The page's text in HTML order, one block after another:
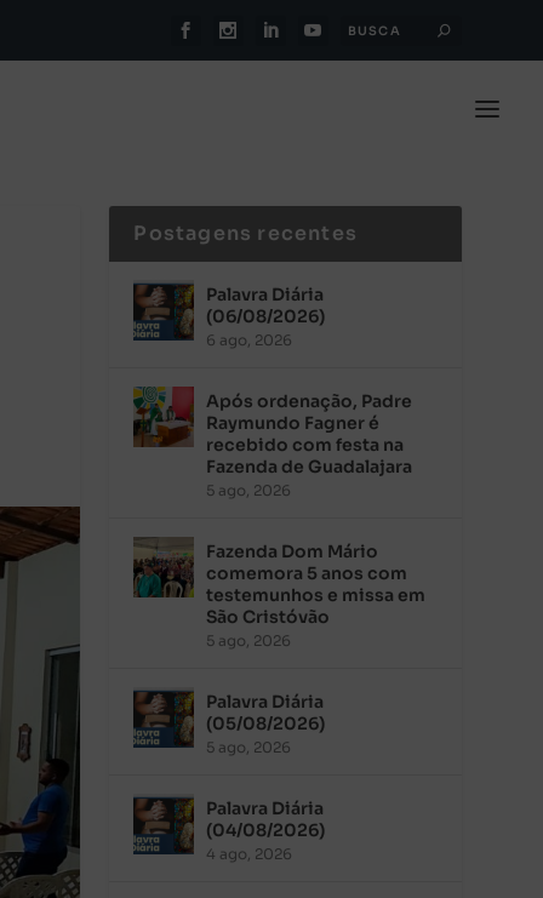
Postagens recentes
Palavra Diária
(06/08/2026)
6 ago, 2026
Após ordenação, Padre
Raymundo Fagner é
recebido com festa na
Fazenda de Guadalajara
5 ago, 2026
Fazenda Dom Mário
comemora 5 anos com
testemunhos e missa em
São Cristóvão
5 ago, 2026
Palavra Diária
(05/08/2026)
5 ago, 2026
Palavra Diária
(04/08/2026)
4 ago, 2026